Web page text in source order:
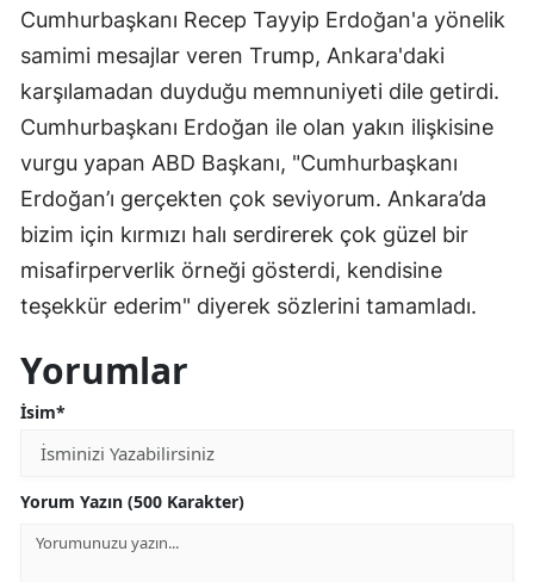
Cumhurbaşkanı Recep Tayyip Erdoğan'a yönelik
samimi mesajlar veren Trump, Ankara'daki
karşılamadan duyduğu memnuniyeti dile getirdi.
Cumhurbaşkanı Erdoğan ile olan yakın ilişkisine
vurgu yapan ABD Başkanı, "Cumhurbaşkanı
Erdoğan’ı gerçekten çok seviyorum. Ankara’da
bizim için kırmızı halı serdirerek çok güzel bir
misafirperverlik örneği gösterdi, kendisine
teşekkür ederim" diyerek sözlerini tamamladı.
Yorumlar
İsim*
Yorum Yazın (500 Karakter)